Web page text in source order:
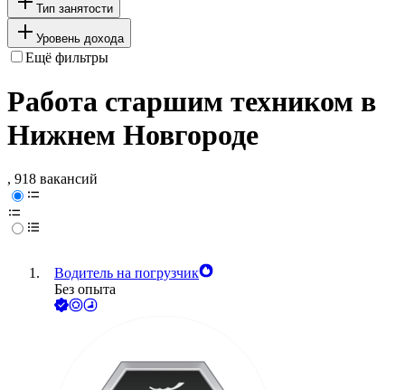
Тип занятости
Уровень дохода
Ещё фильтры
Работа старшим техником в
Нижнем Новгороде
, 918 вакансий
Водитель на погрузчик
Без опыта